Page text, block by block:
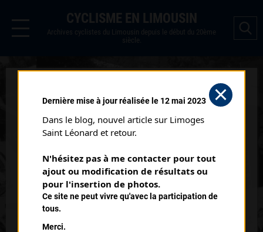
CYCLISME EN LIMOUSIN
Archives cyclistes du Limousin depuis le début du 20ème
siècle.
CLASSEMENT
RÉGIONAUX (06/09/1998)
06/09/1998
Commentaire :
Chirac 2 ème étape
Dernière mise à jour réalisée le 12 mai 2023
Dans le blog, nouvel article sur Limoges
Saint Léonard et retour.
N'hésitez pas à me contacter pour tout
ajout ou modification de résultats ou
pour l'insertion de photos.
Ce site ne peut vivre qu'avec la participation de
tous.
Merci.